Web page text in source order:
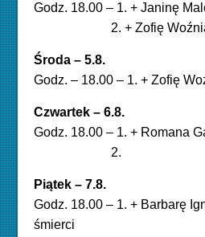
Godz. 18.00 – 1. + Janinę
2. + Zofię
Środa – 5.8.
Godz. – 18.00 – 1. + Zofię
Czwartek – 6.8.
Godz. 18.00 – 1. + Romana
2.
Piątek – 7.8.
Godz. 18.00 – 1. + Barbarę
śmierci